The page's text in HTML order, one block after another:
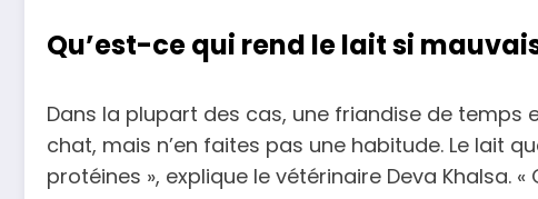
Qu’est-ce qui rend le lait si
Dans la plupart des cas, une friandise de
chat, mais n’en faites pas une habitude. Le lait
protéines », explique le vétérinaire Deva